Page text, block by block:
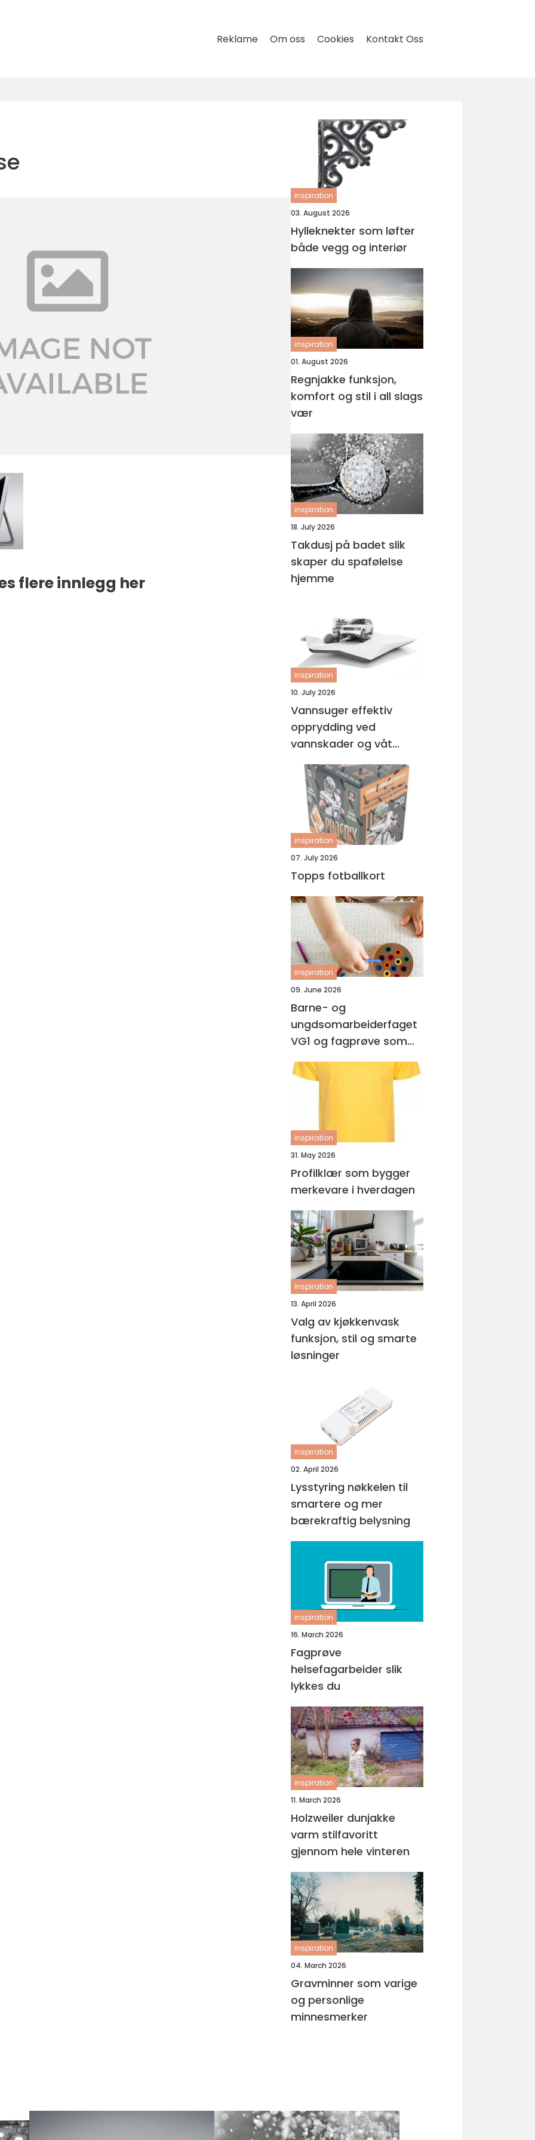
Reklame Om oss Cookies Kontakt Oss
flere innlegg her
inspiration
03. August 2026
Hylleknekter som løfter
både vegg og interiør
inspiration
01. August 2026
Regnjakke funksjon,
komfort og stil i all slags
vær
inspiration
18. July 2026
Takdusj på badet slik
skaper du spafølelse
hjemme
inspiration
10. July 2026
Vannsuger effektiv
opprydding ved
vannskader og våt
rengjøring
inspiration
07. July 2026
Topps fotballkort
inspiration
09. June 2026
Barne- og
ungdsomarbeiderfaget
VG1 og fagprøve som
barne- og
ungdomsarbeider –
inspiration
31. May 2026
Profilklær som bygger
merkevare i hverdagen
inspiration
13. April 2026
Valg av kjøkkenvask
funksjon, stil og smarte
løsninger
inspiration
02. April 2026
Lysstyring nøkkelen til
smartere og mer
bærekraftig belysning
inspiration
16. March 2026
Fagprøve
helsefagarbeider slik
lykkes du
inspiration
11. March 2026
Holzweiler dunjakke
varm stilfavoritt
gjennom hele vinteren
inspiration
04. March 2026
Gravminner som varige
og personlige
minnesmerker